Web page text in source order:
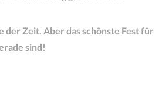
der Zeit. Aber das schönste Fest für
sind!